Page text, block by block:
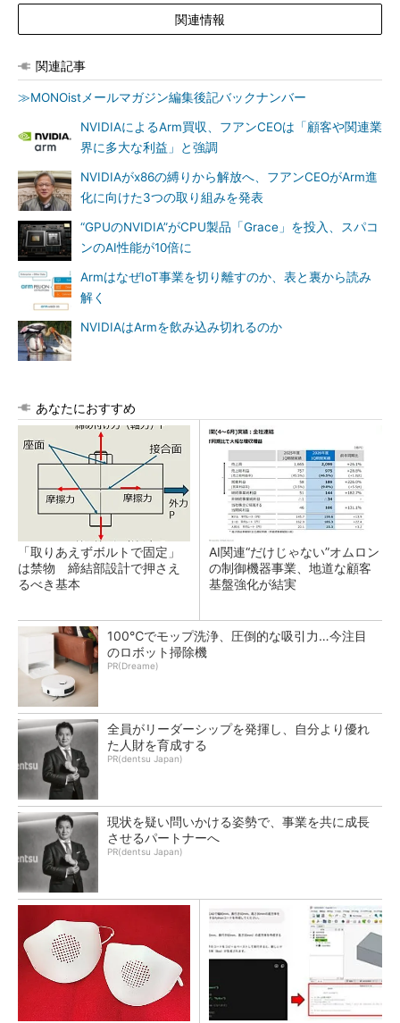
関連情報
関連記事
≫MONOistメールマガジン編集後記バックナンバー
NVIDIAによるArm買収、フアンCEOは「顧客や関連業
界に多大な利益」と強調
NVIDIAがx86の縛りから解放へ、フアンCEOがArm進
化に向けた3つの取り組みを発表
“GPUのNVIDIA”がCPU製品「Grace」を投入、スパコ
ンのAI性能が10倍に
ArmはなぜIoT事業を切り離すのか、表と裏から読み
解く
NVIDIAはArmを飲み込み切れるのか
あなたにおすすめ
「取りあえずボルトで固定」
は禁物 締結部設計で押さえ
るべき基本
AI関連“だけじゃない”オムロン
の制御機器事業、地道な顧客
基盤強化が結実
100℃でモップ洗浄、圧倒的な吸引力…今注目
のロボット掃除機
PR(Dreame)
全員がリーダーシップを発揮し、自分より優れ
た人財を育成する
PR(dentsu Japan)
現状を疑い問いかける姿勢で、事業を共に成長
させるパートナーへ
PR(dentsu Japan)